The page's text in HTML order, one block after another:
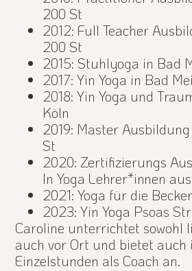
200 St
2012: Full Teacher
200 St
2015: Stuhlyoga in Bad
2017: Yin Yoga in Bad
2018: Yin Yoga und
Köln
2019: Master
St
2020: Zertifizierungs
In Yoga Lehrer*innen
2021: Yoga für die
2023: Yin Yoga Psoas
Caroline unterrichtet sowohl
auch vor Ort und bietet auch
Einzelstunden als Coach an.